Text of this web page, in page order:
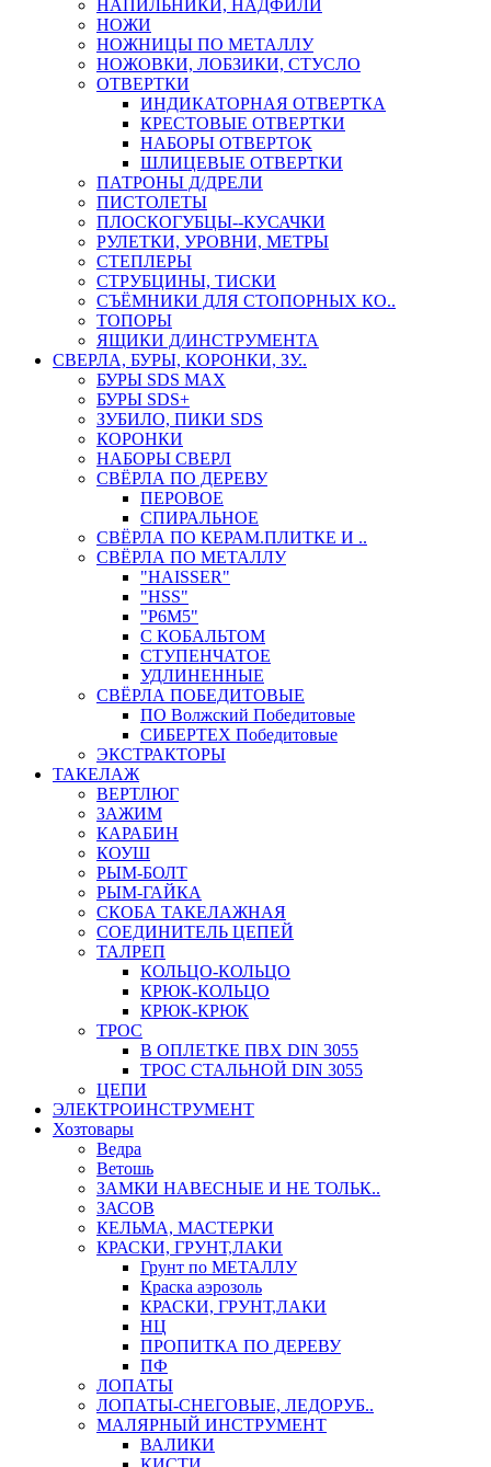
НАПИЛЬНИКИ, НАДФИЛИ
НОЖИ
НОЖНИЦЫ ПО МЕТАЛЛУ
НОЖОВКИ, ЛОБЗИКИ, СТУСЛО
ОТВЕРТКИ
ИНДИКАТОРНАЯ ОТВЕРТКА
КРЕСТОВЫЕ ОТВЕРТКИ
НАБОРЫ ОТВЕРТОК
ШЛИЦЕВЫЕ ОТВЕРТКИ
ПАТРОНЫ Д/ДРЕЛИ
ПИСТОЛЕТЫ
ПЛОСКОГУБЦЫ--КУСАЧКИ
РУЛЕТКИ, УРОВНИ, МЕТРЫ
СТЕПЛЕРЫ
СТРУБЦИНЫ, ТИСКИ
СЪЁМНИКИ ДЛЯ СТОПОРНЫХ КО..
ТОПОРЫ
ЯЩИКИ Д/ИНСТРУМЕНТА
СВЕРЛА, БУРЫ, КОРОНКИ, ЗУ..
БУРЫ SDS MAX
БУРЫ SDS+
ЗУБИЛО, ПИКИ SDS
КОРОНКИ
НАБОРЫ СВЕРЛ
СВЁРЛА ПО ДЕРЕВУ
ПЕРОВОЕ
СПИРАЛЬНОЕ
СВЁРЛА ПО КЕРАМ.ПЛИТКЕ И ..
СВЁРЛА ПО МЕТАЛЛУ
"HAISSER"
"HSS"
"Р6М5"
С КОБАЛЬТОМ
СТУПЕНЧАТОЕ
УДЛИНЕННЫЕ
СВЁРЛА ПОБЕДИТОВЫЕ
ПО Волжский Победитовые
СИБЕРТЕХ Победитовые
ЭКСТРАКТОРЫ
ТАКЕЛАЖ
ВЕРТЛЮГ
ЗАЖИМ
КАРАБИН
КОУШ
РЫМ-БОЛТ
РЫМ-ГАЙКА
СКОБА ТАКЕЛАЖНАЯ
СОЕДИНИТЕЛЬ ЦЕПЕЙ
ТАЛРЕП
КОЛЬЦО-КОЛЬЦО
КРЮК-КОЛЬЦО
КРЮК-КРЮК
ТРОС
В ОПЛЕТКЕ ПВХ DIN 3055
ТРОС СТАЛЬНОЙ DIN 3055
ЦЕПИ
ЭЛЕКТРОИНСТРУМЕНТ
Хозтовары
Ведра
Ветошь
ЗАМКИ НАВЕСНЫЕ И НЕ ТОЛЬК..
ЗАСОВ
КЕЛЬМА, МАСТЕРКИ
КРАСКИ, ГРУНТ,ЛАКИ
Грунт по МЕТАЛЛУ
Краска аэрозоль
КРАСКИ, ГРУНТ,ЛАКИ
НЦ
ПРОПИТКА ПО ДЕРЕВУ
ПФ
ЛОПАТЫ
ЛОПАТЫ-СНЕГОВЫЕ, ЛЕДОРУБ..
МАЛЯРНЫЙ ИНСТРУМЕНТ
ВАЛИКИ